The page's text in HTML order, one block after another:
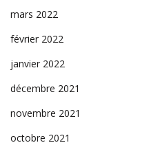
mars 2022
février 2022
janvier 2022
décembre 2021
novembre 2021
octobre 2021